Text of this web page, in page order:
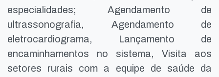
especialidades; Agendamento de
ultrassonografia, Agendamento de
eletrocardiograma, Lançamento de
encaminhamentos no sistema, Visita aos
setores rurais com a equipe de saúde da